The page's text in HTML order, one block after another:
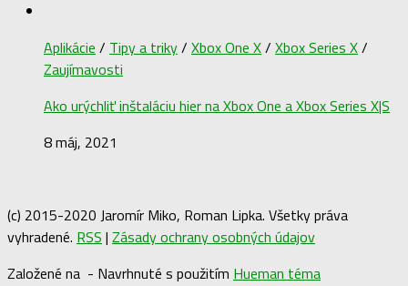
Aplikácie / Tipy a triky/ Xbox One X/ Xbox Series X/
Zaujímavosti
Ako urýchliť inštaláciu hier na Xbox One a Xbox Series X|S
8 máj, 2021
(c) 2015-2020 Jaromír Miko, Roman Lipka. Všetky práva
vyhradené. RSS | Zásady ochrany osobných údajov
Založené na - Navrhnuté s použitím Hueman téma